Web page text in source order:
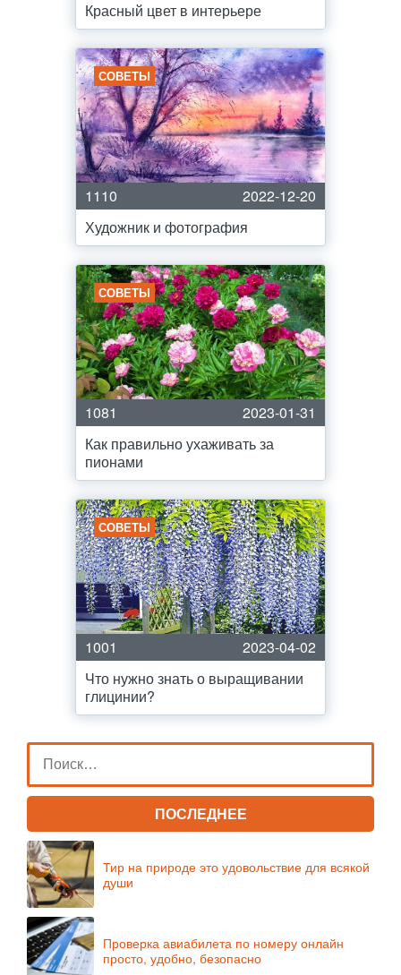
Красный цвет в интерьере
СОВЕТЫ
1110
2022-12-20
Художник и фотография
СОВЕТЫ
1081
2023-01-31
Как правильно ухаживать за
пионами
СОВЕТЫ
1001
2023-04-02
Что нужно знать о выращивании
глицинии?
ПОСЛЕДНЕЕ
Тир на природе это удовольствие для всякой
души
Проверка авиабилета по номеру онлайн
просто, удобно, безопасно